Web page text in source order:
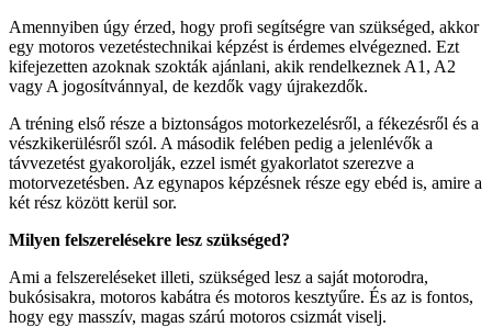
Amennyiben úgy érzed, hogy profi segítségre van szükséged, akkor
egy motoros vezetéstechnikai képzést is érdemes elvégezned. Ezt
kifejezetten azoknak szokták ajánlani, akik rendelkeznek A1, A2
vagy A jogosítvánnyal, de kezdők vagy újrakezdők.
A tréning első része a biztonságos motorkezelésről, a fékezésről és a
vészkikerülésről szól. A második felében pedig a jelenlévők a
távvezetést gyakorolják, ezzel ismét gyakorlatot szerezve a
motorvezetésben. Az egynapos képzésnek része egy ebéd is, amire a
két rész között kerül sor.
Milyen felszerelésekre lesz szükséged?
Ami a felszereléseket illeti, szükséged lesz a saját motorodra,
bukósisakra, motoros kabátra és motoros kesztyűre. És az is fontos,
hogy egy masszív, magas szárú motoros csizmát viselj.